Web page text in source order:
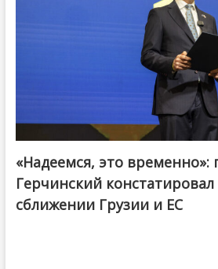
«Надеемся, это временно»:
Герчинский констатировал
сближении Грузии и ЕС